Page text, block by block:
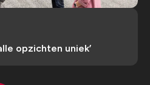
opzichten uniek’